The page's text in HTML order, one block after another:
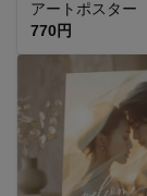
770円